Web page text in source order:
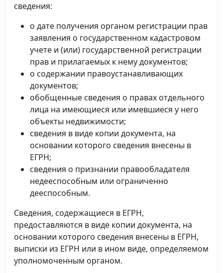
сведения:
о дате получения органом регистрации прав
заявления о государственном кадастровом
учете и (или) государственной регистрации
прав и прилагаемых к нему документов;
о содержании правоустанавливающих
документов;
обобщенные сведения о правах отдельного
лица на имеющиеся или имевшиеся у него
объекты недвижимости;
сведения в виде копии документа, на
основании которого сведения внесены в
ЕГРН;
сведения о признании правообладателя
недееспособным или ограниченно
дееспособным.
Сведения, содержащиеся в ЕГРН,
предоставляются в виде копии документа, на
основании которого сведения внесены в ЕГРН,
выписки из ЕГРН или в ином виде, определяемом
уполномоченным органом.